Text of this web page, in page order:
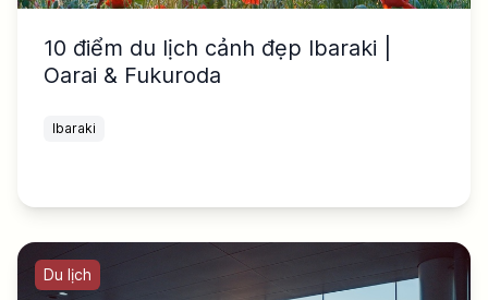
10 điểm du lịch cảnh đẹp Ibaraki |
Oarai & Fukuroda
Ibaraki
Du lịch